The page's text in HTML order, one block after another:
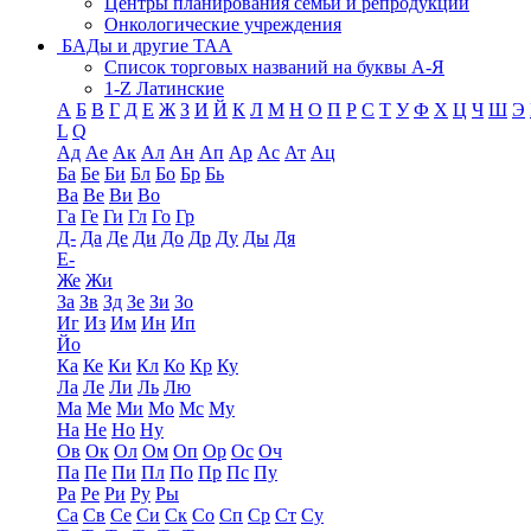
Онкологические учреждения
БАДы и другие ТАА
Список торговых названий на буквы А-Я
1-Z Латинские
А Б В Г Д Е Ж З И Й К Л М Н О П Р С Т У Ф Х Ц Ч Ш Э
L Q
Ад Ае Ак Ал Ан Ап Ар Ас Ат Ац
Ба Бе Би Бл Бо Бр Бь
Ва Ве Ви Во
Га Ге Ги Гл Го Гр
Д- Да Де Ди До Др Ду Ды Дя
Е-
Же Жи
За Зв Зд Зе Зи Зо
Иг Из Им Ин Ип
Йо
Ка Ке Ки Кл Ко Кр Ку
Ла Ле Ли Ль Лю
Ма Ме Ми Мо Мс Му
На Не Но Ну
Ов Ок Ол Ом Оп Ор Ос Оч
Па Пе Пи Пл По Пр Пс Пу
Ра Ре Ри Ру Ры
Са Св Се Си Ск Со Сп Ср Ст Су